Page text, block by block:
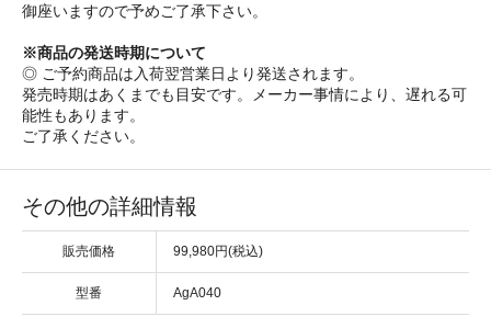
御座いますので予めご了承下さい。
※商品の発送時期について
◎ ご予約商品は入荷翌営業日より発送されます。
発売時期はあくまでも目安です。メーカー事情により、遅れる可
能性もあります。
ご了承ください。
その他の詳細情報
販売価格 99,980円(税込)
型番 AgA040